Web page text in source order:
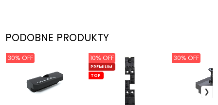
PODOBNE PRODUKTY
30% OFF
PREMIUM
TOP
10% OFF 30% OFF